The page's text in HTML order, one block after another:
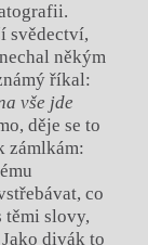
svědectví,
někým
říkal:
vše jde
děje se to
zámlkám:
co
těmi slovy,
divák to